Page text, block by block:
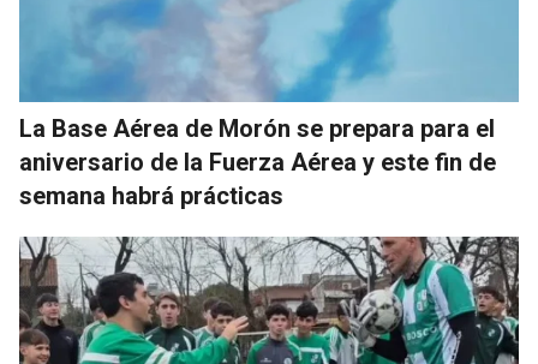
La Base Aérea de Morón se prepara para el
aniversario de la Fuerza Aérea y este fin de
semana habrá prácticas